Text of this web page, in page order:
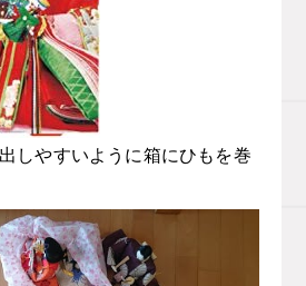
しやすいように箱にひもを巻